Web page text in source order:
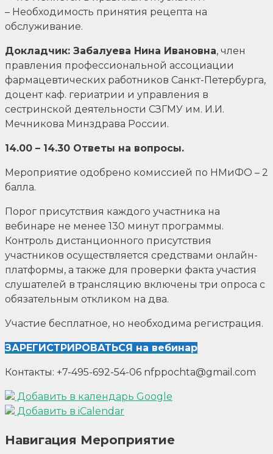
– Необходимость принятия рецепта на
обслуживание.
Докладчик: Забалуева Нина Ивановна, член
правления профессиональной ассоциации
фармацевтических работников Санкт-Петербурга,
доцент каф. гериатрии и управления в
сестринской деятельности СЗГМУ им. И.И.
Мечникова Минздрава России.
14.00 – 14.30 Ответы на вопросы.
Мероприятие одобрено комиссией по НМиФО – 2
балла.
Порог присутствия каждого участника на
вебинаре не менее 130 минут программы.
Контроль дистанционного присутствия
участников осуществляется средствами онлайн-
платформы, а также для проверки факта участия
слушателей в трансляцию включены три опроса с
обязательным откликом на два.
Участие бесплатное, но необходима регистрация.
ЗАРЕГИСТРИРОВАТЬСЯ на вебинар
Контакты: +7-495-692-54-06 nfppochta@gmail.com
Добавить в календарь Google
Добавить в iCalendar
Навигация Мероприятие